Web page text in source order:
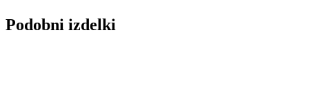
Podobni izdelki